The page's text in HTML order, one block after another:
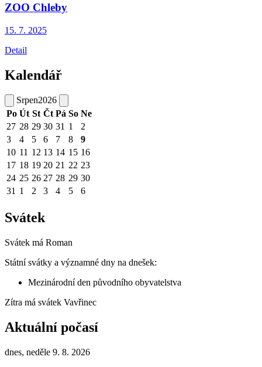
ZOO Chleby
15. 7. 2025
Detail
Kalendář
Srpen2026
Po Út St Čt Pá So Ne
27 28 29 30 31 1
2
3
4 5 6 7 8
9
10 11 12 13 14 15 16
17 18 19 20 21 22 23
24 25 26 27 28 29 30
31 1 2 3 4 5 6
Svátek
Svátek má Roman
Státní svátky a významné dny na dnešek:
Mezinárodní den původního obyvatelstva
Zítra má svátek Vavřinec
Aktuální počasí
dnes, neděle 9. 8. 2026